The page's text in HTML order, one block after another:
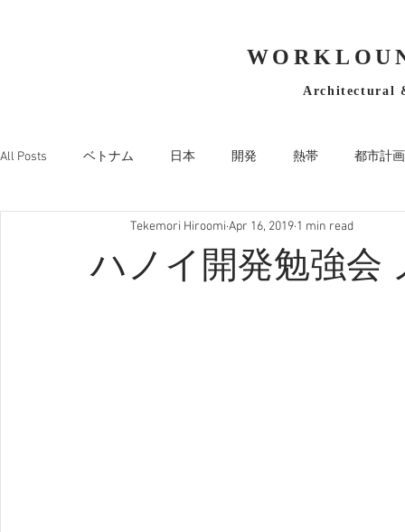
Architectural
All Posts ベトナム 日本 開発 熱帯 都市計画
ハノイ開発勉強会
Tekemori Hiroomi Apr 16, 2019 1 min read